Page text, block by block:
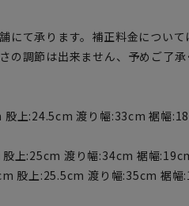
にて承ります。補正料金につい
調節は出来ません、予めご了承
上:24.5cm 渡り幅:33cm 裾幅
上:25cm 渡り幅:34cm 裾幅
股上:25.5cm 渡り幅:35cm 裾幅